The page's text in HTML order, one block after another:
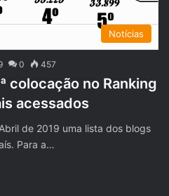
Notícias
0 457
colocação no Ranking
acessados
de 2019 uma lista dos blogs
Para a…